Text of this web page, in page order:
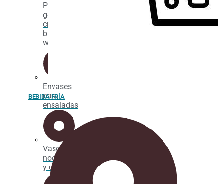
Porta
gofres,
crepes y
bubble
waffle
Envases
para
ensaladas
Vaso par
noodles
y caldos
BEBIDA FRÍA